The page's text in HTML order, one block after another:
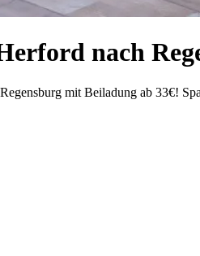
nach
mit Beiladung ab 33€!